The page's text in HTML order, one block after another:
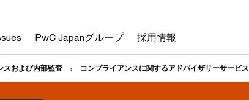
PwC Japanグループ 採用情報
スおよび内部監査 コンプライアンスに関するアドバイザリーサービス